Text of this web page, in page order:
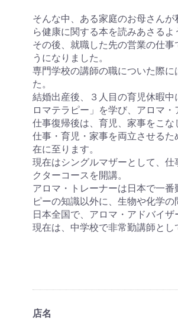
そんな中、ある家庭のお母さん
ら健康に関する本を読みあさるよ
その後、就職した先の営業の仕
うになりました。
専門学校の講師の職についた際
た。
結婚出産後、３人目の育児休暇
ロマテラピー」を学び、アロマ・
仕事復帰後は、育児、家事をこ
仕事・育児・家事を両立させる
在に至ります。
現在はシングルマザーとして、
クターコースを開講。
アロマ・トレーナーは日本で一
ピーの知識以外に、生物や化学
日本全国で、アロマ・アドバイ
現在は、中学校で非常勤講師とし
店名